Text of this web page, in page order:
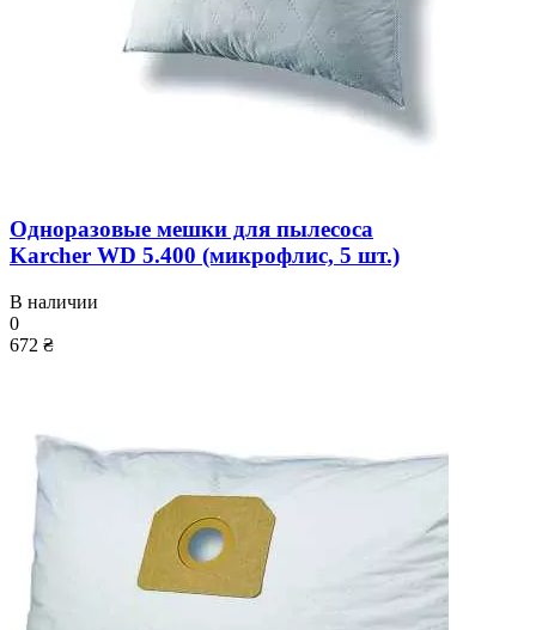
Одноразовые мешки для пылесоса
Karcher WD 5.400 (микрофлис, 5 шт.)
В наличии
0
672 ₴